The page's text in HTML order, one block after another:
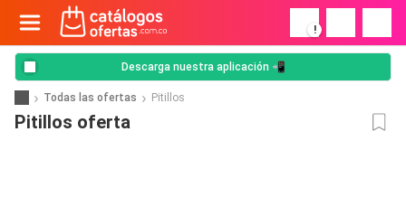
!
Descarga nuestra aplicación 📲
Todas las ofertas Pitillos
Pitillos oferta